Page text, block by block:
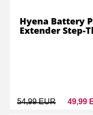
54,99 EUR 49,99
Hyena Battery
Extender Step-